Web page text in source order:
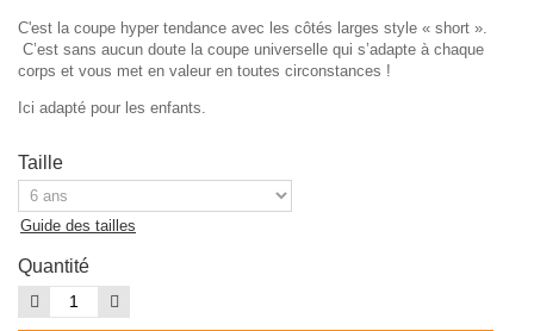
C'est la coupe hyper tendance avec les côtés larges style « short ».
C’est sans aucun doute la coupe universelle qui s’adapte à chaque
corps et vous met en valeur en toutes circonstances !
Ici adapté pour les enfants.
Taille
Guide des tailles
Quantité